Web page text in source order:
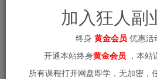
加入狂人副
终身 黄金会员 优惠活
开通本站终身黄金会员 ，本
所有课程打开网盘即学，无加密，